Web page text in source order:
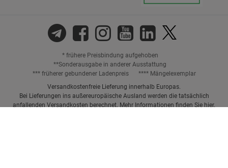
* frühere Preisbindung aufgehoben
**Sonderausgabe in anderer Ausstattung
*** früherer gebundener Ladenpreis
**** Mängelexemplar
Versandkostenfreie Lieferung innerhalb Europas.
Bei Lieferungen ins außereuropäische Ausland werden die tatsächlich
anfallenden Versandkosten berechnet. Mehr Informationen finden Sie hier.